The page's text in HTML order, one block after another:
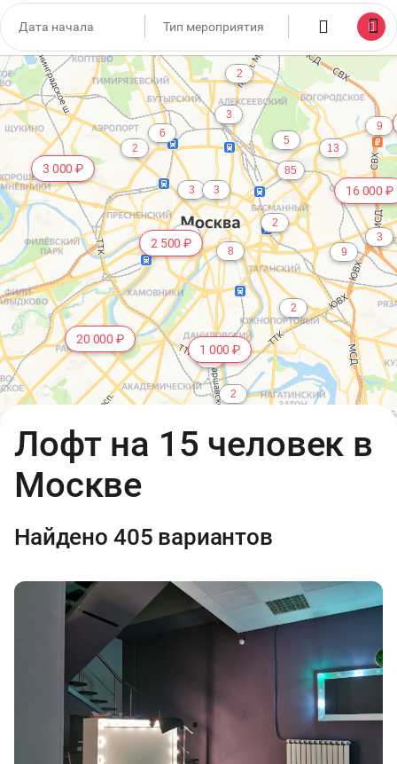
Лофт на 15 человек в
Москве
Найдено 405 вариантов
3 000 ₽
20 000 ₽
10 000 ₽
2
2 500 ₽
6
3
10
1 000 ₽
2
2
3
3
8
2
5
85
2
2
13
16 000 ₽
9
9
3